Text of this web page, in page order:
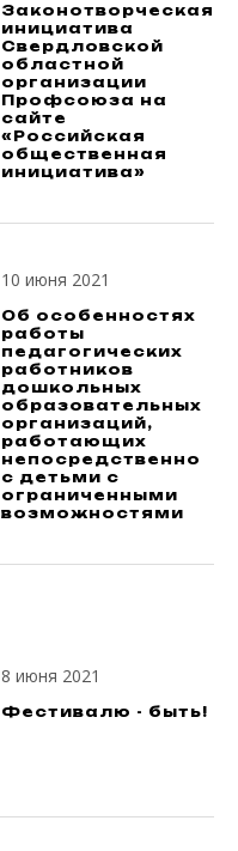
Законотворческая
инициатива
Свердловской
областной
организации
Профсоюза на
сайте
«Российская
общественная
инициатива»
10 июня 2021
Об особенностях
работы
педагогических
работников
дошкольных
образовательных
организаций,
работающих
непосредственно
с детьми с
ограниченными
возможностями
8 июня 2021
Фестивалю - быть!